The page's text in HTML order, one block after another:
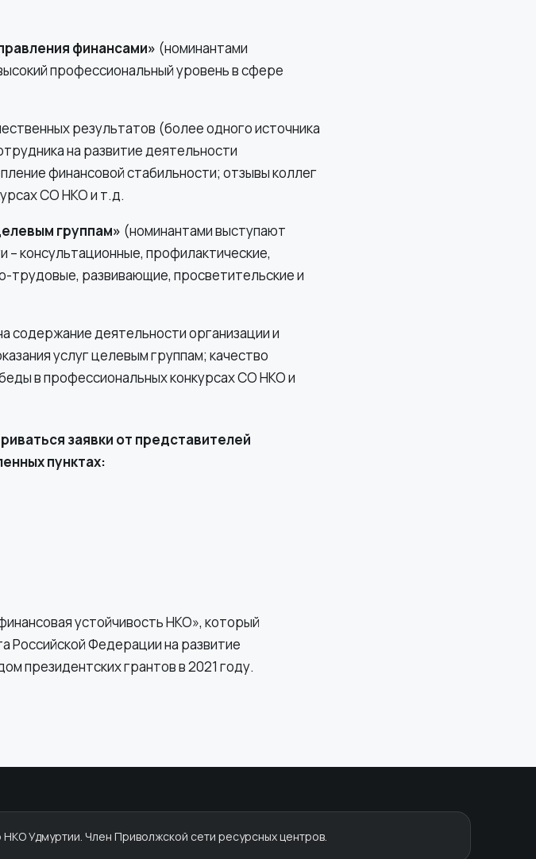
финансами» (номинантами
профессиональный уровень в сфере
результатов (более одного источника
на развитие деятельности
финансовой стабильности; отзывы коллег
СО НКО и т.д.
группам» (номинантами выступают
– консультационные, профилактические,
трудовые, развивающие, просветительские и
содержание деятельности организации и
услуг целевым группам; качество
в профессиональных конкурсах СО НКО и
заявки от представителей
пунктах:
устойчивость НКО», который
Российской Федерации на развитие
президентских грантов в 2021 году.
Удмуртии. Член Приволжской сети ресурсных центров.